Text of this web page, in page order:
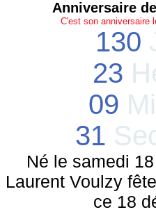
Anniversaire
C'est son anniversaire
130
23
09
31
Né le samedi
Laurent Voulzy
ce 18